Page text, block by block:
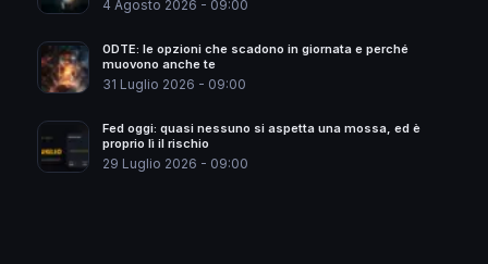
4 Agosto 2026 - 09:00
0DTE: le opzioni che scadono in giornata e perché
muovono anche te
31 Luglio 2026 - 09:00
Fed oggi: quasi nessuno si aspetta una mossa, ed è
proprio lì il rischio
29 Luglio 2026 - 09:00